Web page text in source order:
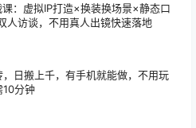
：虚拟IP打造×换装换场景×静态口
人访谈，不用真人出镜快速落地
日搬上千，有手机就能做，不用玩
10分钟